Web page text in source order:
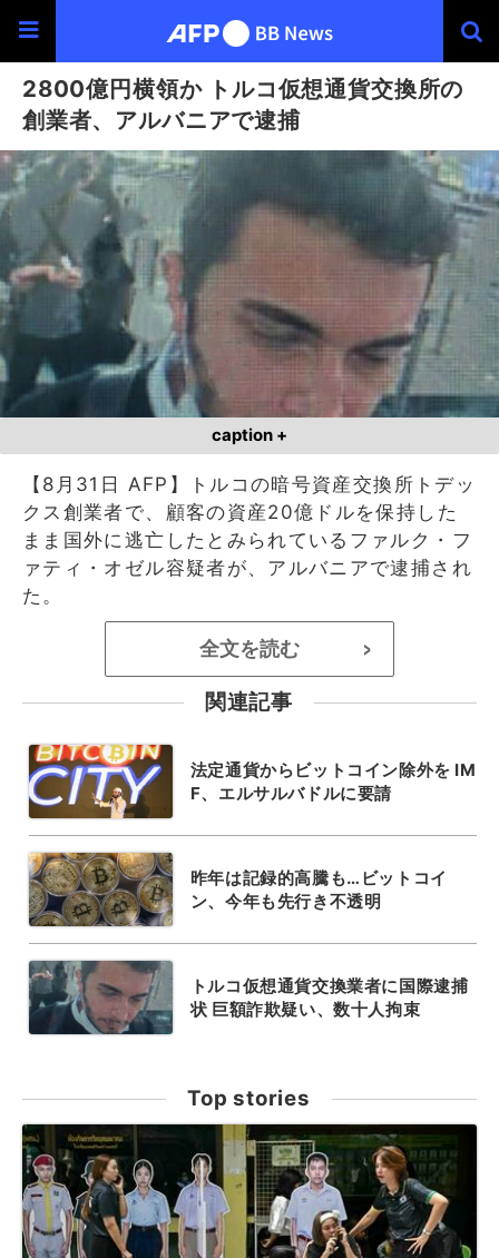
2800億円横領か トルコ仮想通貨交換所の
創業者、アルバニアで逮捕
caption +
【8月31日 AFP】トルコの暗号資産交換所トデッ
クス創業者で、顧客の資産20億ドルを保持した
まま国外に逃亡したとみられているファルク・フ
ァティ・オゼル容疑者が、アルバニアで逮捕され
た。
全文を読む >
関連記事
法定通貨からビットコイン除外を IM
F、エルサルバドルに要請
昨年は記録的高騰も…ビットコイ
ン、今年も先行き不透明
トルコ仮想通貨交換業者に国際逮捕
状 巨額詐欺疑い、数十人拘束
Top stories